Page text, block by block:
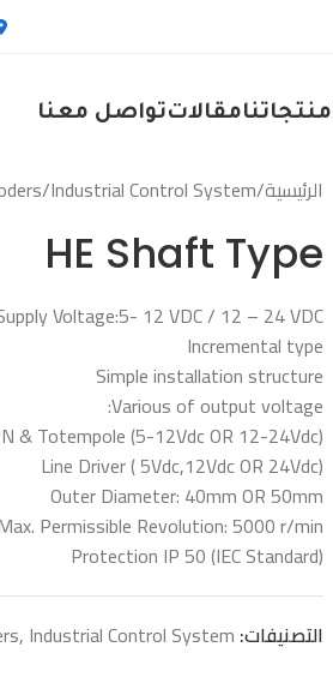
منتجاتنامقالاتتواصل معنا
الرئيسية/
Industrial Control System
/
HE Shaft Type
Voltage:5- 12 VDC / 12 – 24 VDC
Incremental type
Simple installation structure
Various of output voltage:
& Totempole (5-12Vdc OR 12-24Vdc)
Line Driver ( 5Vdc,12Vdc OR 24Vdc)
Outer Diameter: 40mm OR 50mm
Permissible Revolution: 5000 r/min
Protection IP 50 (IEC Standard)
التصنيفات: , Industrial Control System